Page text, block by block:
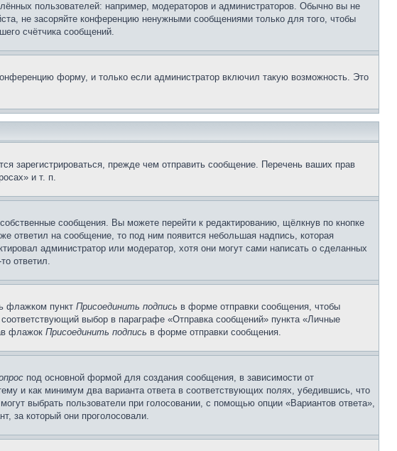
пользователей: например, модераторов и администраторов. Обычно вы не
не засоряйте конференцию ненужными сообщениями только для того, чтобы
счётчика сообщений.
форму, и только если администратор включил такую возможность. Это
прежде чем отправить сообщение. Перечень ваших прав
и т. п.
сообщения. Вы можете перейти к редактированию, щёлкнув по кнопке
ответил на сообщение, то под ним появится небольшая надпись, которая
администратор или модератор, хотя они могут сами написать о сделанных
ответил.
флажком пункт Присоединить подпись в форме отправки сообщения, чтобы
выбор в параграфе «Отправка сообщений» пункта «Личные
флажок Присоединить подпись в форме отправки сообщения.
под основной формой для создания сообщения, в зависимости от
и как минимум два варианта ответа в соответствующих полях, убедившись, что
выбрать пользователи при голосовании, с помощью опции «Вариантов ответа»,
за который они проголосовали.